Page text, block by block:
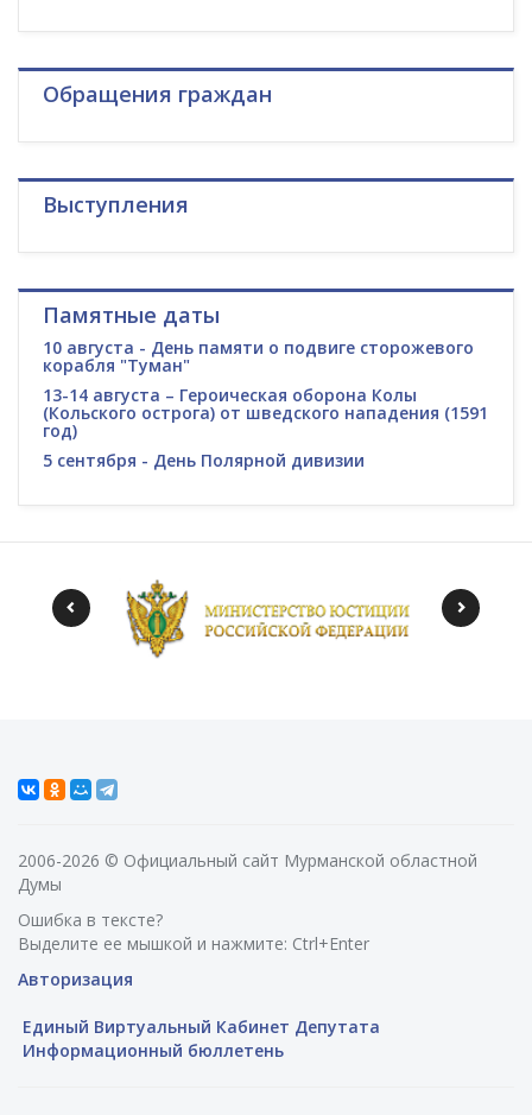
Обращения граждан
Выступления
Памятные даты
10 августа - День памяти о подвиге сторожевого
корабля "Туман"
13-14 августа – Героическая оборона Колы
(Кольского острога) от шведского нападения (1591
год)
5 сентября - День Полярной дивизии
2006-2026 © Официальный сайт Мурманской областной
Думы
Ошибка в тексте?
Выделите ее мышкой и нажмите: Ctrl+Enter
Авторизация
Единый Виртуальный Кабинет Депутата
Информационный бюллетень